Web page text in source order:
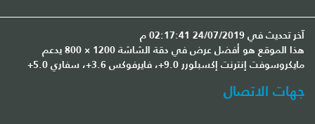
آخر تحديث في 24/07/2019 02:17:41 م
هذا الموقع هو أفضل عرض في دقة الشاشة 1200 × 800 يدعم
مايكروسوفت إنترنت إكسبلورر 9.0+، فايرفوكس 3.6+، سفاري 5.0+
جهات الاتصال